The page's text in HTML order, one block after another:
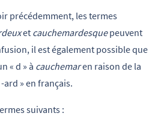
précédemment, les termes
et cauchemardesquepeuvent
il est également possible que
« d » à cauchemaren raison de la
» en français.
suivants :